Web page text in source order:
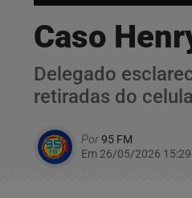
Caso
Delegado
retiradas do
Por95 FM
Em 26/05/2026 15:29